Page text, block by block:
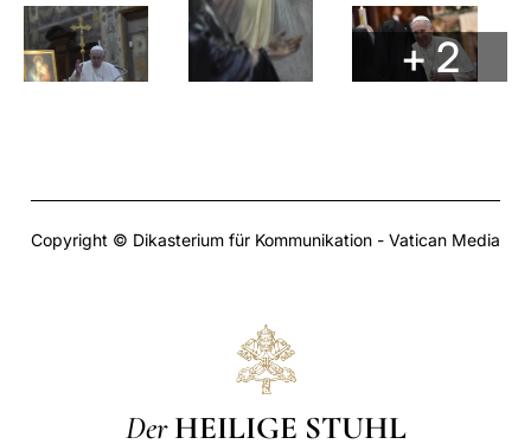
+ 2
Copyright © Dikasterium für Kommunikation - Vatican Media
Der HEILIGE STUHL